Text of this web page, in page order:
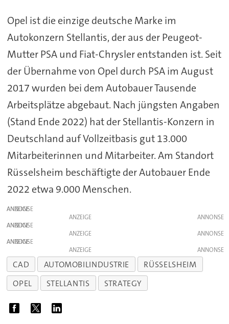
Opel ist die einzige deutsche Marke im
Autokonzern Stellantis, der aus der Peugeot-
Mutter PSA und Fiat-Chrysler entstanden ist. Seit
der Übernahme von Opel durch PSA im August
2017 wurden bei dem Autobauer Tausende
Arbeitsplätze abgebaut. Nach jüngsten Angaben
(Stand Ende 2022) hat der Stellantis-Konzern in
Deutschland auf Vollzeitbasis gut 13.000
Mitarbeiterinnen und Mitarbeiter. Am Standort
Rüsselsheim beschäftigte der Autobauer Ende
2022 etwa 9.000 Menschen.
ANZEIGE
ANZEIGE
ANZEIGE
ANZEIGE
ANZEIGE
ANZEIGE
CAD AUTOMOBILINDUSTRIE
RÜSSELSHEIM
OPEL
STELLANTIS STRATEGY